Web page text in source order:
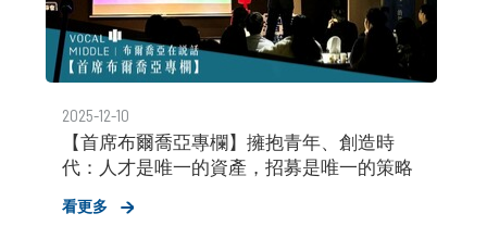
2025-12-10
【首席布爾喬亞專欄】擁抱青年、創造時
代：人才是唯一的資產，招募是唯一的策略
看更多